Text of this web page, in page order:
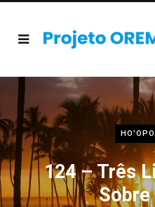
124 – Três
Sobre